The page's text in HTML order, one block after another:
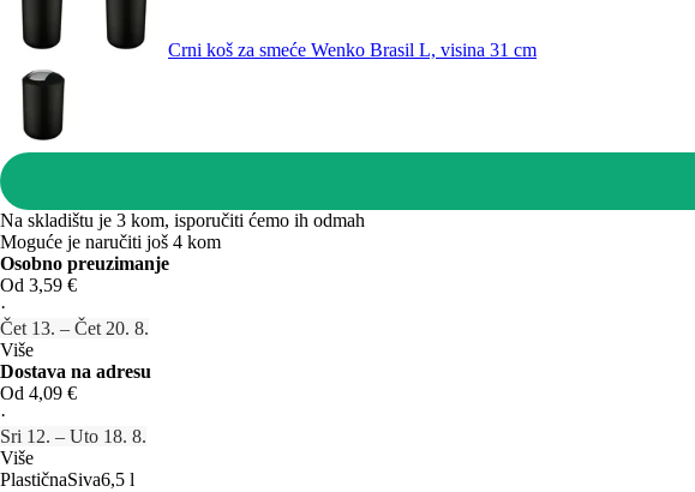
Crni koš za smeće Wenko Brasil L, visina 31 cm
Na skladištu je 3 kom, isporučiti ćemo ih odmah
Moguće je naručiti još 4 kom
Osobno preuzimanje
Od 3,59 €
·
Čet 13. – Čet 20. 8.
Više
Dostava na adresu
Od 4,09 €
·
Sri 12. – Uto 18. 8.
Više
PlastičnaSiva6,5 l